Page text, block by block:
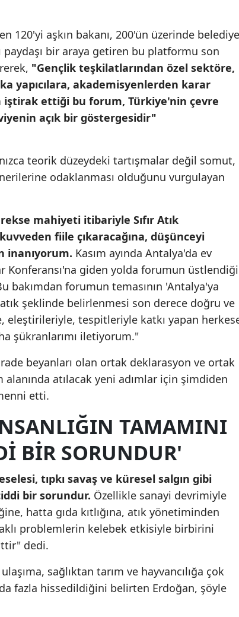
Malatya
Manisa
Kahramanmaraş
Mardin
Muş
Niğde
Ordu
Sakarya
Samsun
Siirt
Sinop
Sivas
Tokat
Trabzon
Tunceli
Şanlıurfa
Uşak
Yozgat
120'yi aşkın bakanı, 200'ün üzerinde belediye
paydaşı bir araya getiren bu platformu son
"Gençlik teşkilatlarından özel sektöre,
yapıcılara, akademisyenlerden karar
iştirak ettiği bu forum, Türkiye'nin çevre
açık bir göstergesidir"
teorik düzeydeki tartışmalar değil somut,
odaklanması olduğunu vurgulayan
mahiyeti itibariyle Sıfır Atık
fiile çıkaracağına, düşünceyi
inanıyorum. Kasım ayında Antalya'da ev
Konferansı'na giden yolda forumun üstlendiği
bakımdan forumun temasının 'Antalya'ya
şeklinde belirlenmesi son derece doğru ve
tespitleriyle katkı yapan
şükranlarımı iletiyorum."
beyanları olan ortak deklarasyon ve ortak
atılacak yeni adımlar için şimdiden
etti.
TAMAMINI
BIR SORUNDUR'
tıpkı savaş ve küresel salgın gibi
bir sorundur. Özellikle sanayi devrimiyle
hatta gıda kıtlığına, atık yönetiminden
problemlerin kelebek etkisiyle birbirini
dedi.
sağlıktan tarım ve hayvancılığa çok
fazla hissedildiğini belirten Erdoğan, şöyle